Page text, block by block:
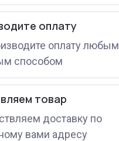
оплату
оплату любым
способом
товар
доставку по
вами адресу